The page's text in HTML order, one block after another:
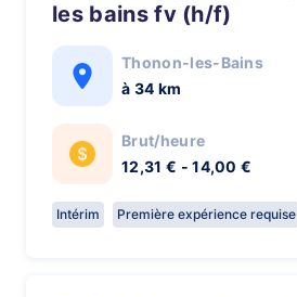
les bains fv (h/f)
Thonon-les-Bains
à 34 km
Brut/heure
12,31 € - 14,00 €
Intérim Première expérience requise